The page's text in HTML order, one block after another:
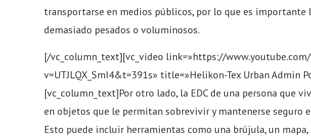
transportarse en medios públicos, por lo que es importante
demasiado pesados o voluminosos.
[/vc_column_text][vc_video link=»https://
v=UTJLQX_SmI4&t=391s» title=»Helikon-Tex Urban Admin
[vc_column_text]Por otro lado, la EDC de una persona que
en objetos que le permitan sobrevivir y mantenerse seguro
Esto puede incluir herramientas como una brújula, un